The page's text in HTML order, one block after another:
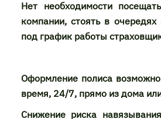
Нет необходимости
компании, стоять в очередях
под график работы
Оформление полиса
время, 24/7, прямо из дома
Снижение риска